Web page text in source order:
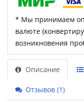
* Мы принимаем
валюте
возникновения
Описание
Отзывов (1)